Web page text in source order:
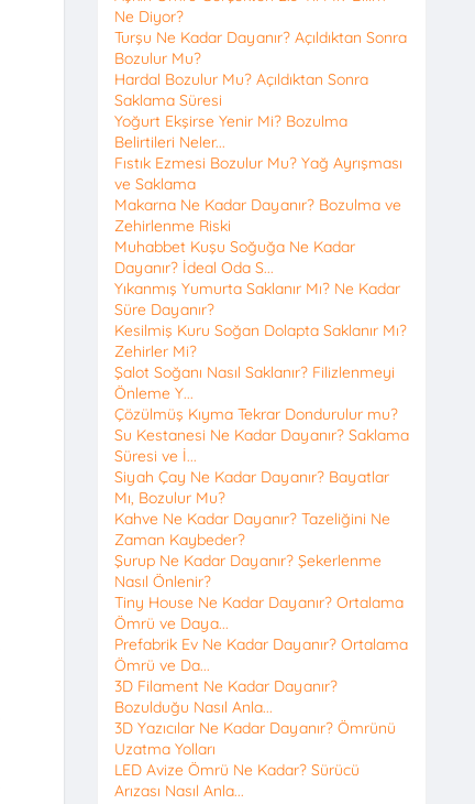
Ne Diyor?
Turşu Ne Kadar Dayanır? Açıldıktan Sonra
Bozulur Mu?
Hardal Bozulur Mu? Açıldıktan Sonra
Saklama Süresi
Yoğurt Ekşirse Yenir Mi? Bozulma
Belirtileri Neler...
Fıstık Ezmesi Bozulur Mu? Yağ Ayrışması
ve Saklama
Makarna Ne Kadar Dayanır? Bozulma ve
Zehirlenme Riski
Muhabbet Kuşu Soğuğa Ne Kadar
Dayanır? İdeal Oda S...
Yıkanmış Yumurta Saklanır Mı? Ne Kadar
Süre Dayanır?
Kesilmiş Kuru Soğan Dolapta Saklanır Mı?
Zehirler Mi?
Şalot Soğanı Nasıl Saklanır? Filizlenmeyi
Önleme Y...
Çözülmüş Kıyma Tekrar Dondurulur mu?
Su Kestanesi Ne Kadar Dayanır? Saklama
Süresi ve İ...
Siyah Çay Ne Kadar Dayanır? Bayatlar
Mı, Bozulur Mu?
Kahve Ne Kadar Dayanır? Tazeliğini Ne
Zaman Kaybeder?
Şurup Ne Kadar Dayanır? Şekerlenme
Nasıl Önlenir?
Tiny House Ne Kadar Dayanır? Ortalama
Ömrü ve Daya...
Prefabrik Ev Ne Kadar Dayanır? Ortalama
Ömrü ve Da...
3D Filament Ne Kadar Dayanır?
Bozulduğu Nasıl Anla...
3D Yazıcılar Ne Kadar Dayanır? Ömrünü
Uzatma Yolları
LED Avize Ömrü Ne Kadar? Sürücü
Arızası Nasıl Anla...